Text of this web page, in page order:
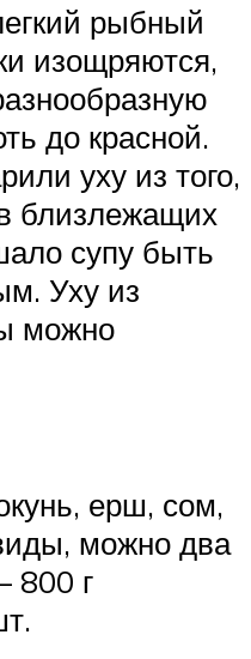
рыбный
изощряются,
до красной.
уху из того,
близлежащих
супу быть
Уху из
можно
ерш, сом,
можно два
800 г